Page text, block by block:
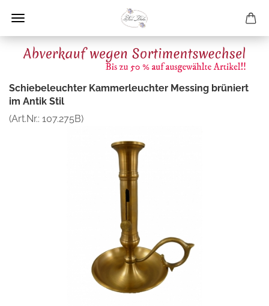
Schiebeleuchter Kammerleuchter Messing brüniert
im Antik Stil
(Art.Nr.: 107.275B)